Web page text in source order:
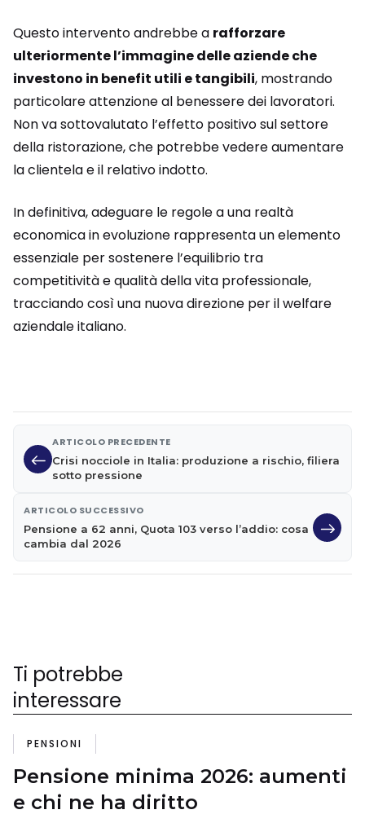
Questo intervento andrebbe a rafforzare
ulteriormente l’immagine delle aziende che
investono in benefit utili e tangibili, mostrando
particolare attenzione al benessere dei lavoratori.
Non va sottovalutato l’effetto positivo sul settore
della ristorazione, che potrebbe vedere aumentare
la clientela e il relativo indotto.
In definitiva, adeguare le regole a una realtà
economica in evoluzione rappresenta un elemento
essenziale per sostenere l’equilibrio tra
competitività e qualità della vita professionale,
tracciando così una nuova direzione per il welfare
aziendale italiano.
ARTICOLO PRECEDENTE
Crisi nocciole in Italia: produzione a rischio, filiera
sotto pressione
ARTICOLO SUCCESSIVO
Pensione a 62 anni, Quota 103 verso l’addio: cosa
cambia dal 2026
Ti potrebbe
interessare
PENSIONI
Pensione minima 2026: aumenti
e chi ne ha diritto